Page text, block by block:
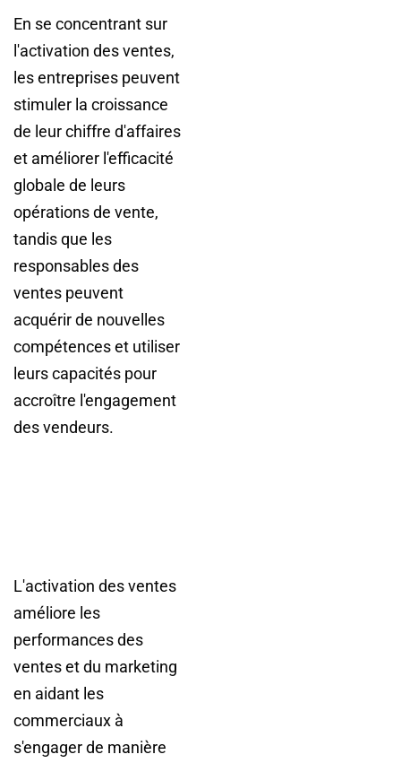
En se concentrant sur
l'activation des ventes,
les entreprises peuvent
stimuler la croissance
de leur chiffre d'affaires
et améliorer l'efficacité
globale de leurs
opérations de vente,
tandis que les
responsables des
ventes peuvent
acquérir de nouvelles
compétences et utiliser
leurs capacités pour
accroître l'engagement
des vendeurs.
L'activation des ventes
améliore les
performances des
ventes et du marketing
en aidant les
commerciaux à
s'engager de manière